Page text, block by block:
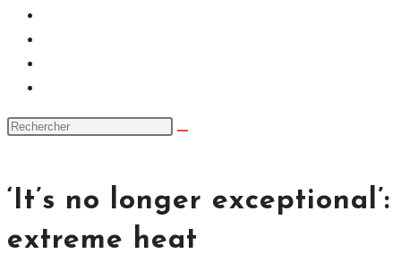
‘It’s no longer
extreme heat